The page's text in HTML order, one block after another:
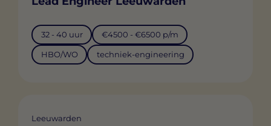
32 - 40 uur €4500 - €6500 p/m
HBO/WO techniek-engineering
Leeuwarden